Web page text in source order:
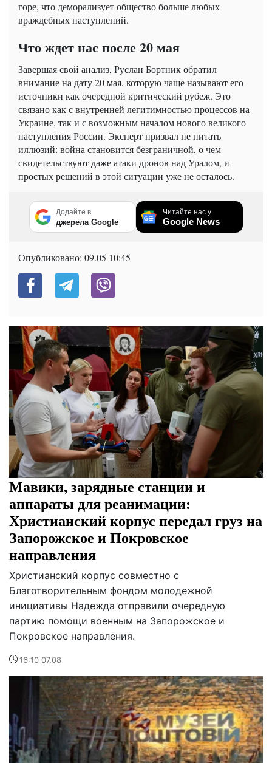
горе, что деморализует общество больше любых
враждебных наступлений.
Что ждет нас после 20 мая
Завершая свой анализ, Руслан Бортник обратил
внимание на дату 20 мая, которую чаще называют его
источники как очередной критический рубеж. Это
связано как с внутренней легитимностью процессов на
Украине, так и с возможным началом нового великого
наступления России. Эксперт призвал не питать
иллюзий: война становится безграничной, о чем
свидетельствуют даже атаки дронов над Уралом, и
простых решений в этой ситуации уже не осталось.
Додайте в
джерела Google
Читайте нас у
Google News
Опубликовано: 09.05 10:45
Мавики, зарядные станции и
аппараты для реанимации:
Христианский корпус передал груз на
Запорожское и Покровское
направления
Христианский корпус совместно с
Благотворительным фондом молодежной
инициативы Надежда отправили очередную
партию помощи военным на Запорожское и
Покровское направления.
16:10 07.08